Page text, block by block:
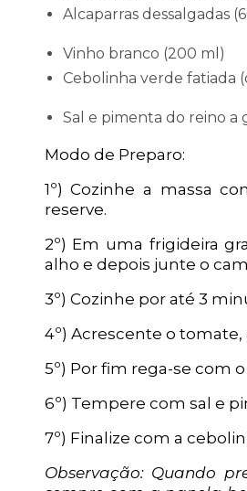
Alcaparras dessalgadas
Vinho branco (200 ml)
Cebolinha verde fatiada
Sal e pimenta do reino a
Modo de Preparo:
1º) Cozinhe a massa
reserve.
2º) Em uma frigideira
alho e depois junte o
3º) Cozinhe por até 3
4º) Acrescente o tomate,
5º) Por fim rega-se com
6º) Tempere com sal e
7º) Finalize com a
Observação: Quando